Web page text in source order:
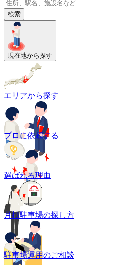
検索
現在地から探す
エリアから探す
プロに依頼する
選ばれる理由
月極駐車場の探し方
駐車場運用のご相談